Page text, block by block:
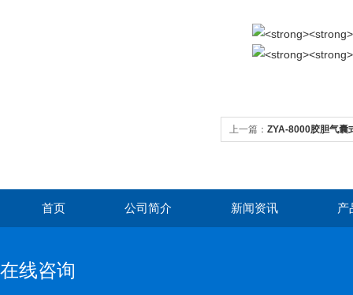
上一篇： ZYA-8000胶胆气囊
首页 公司简介 新闻资讯 产
在线咨询